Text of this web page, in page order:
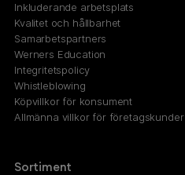
Inkluderande arbetsplats
Kvalitet och hållbarhet
Samarbetspartners
Werners Education
Integritetspolicy
Whistleblowing
Köpvillkor för konsument
Allmänna villkor för företagskunder
Sortiment